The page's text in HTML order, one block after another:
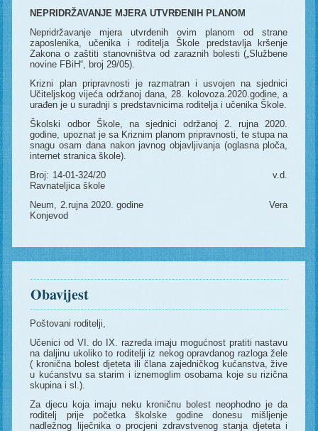
NEPRIDRŽAVANJE MJERA UTVRĐENIH PLANOM
Nepridržavanje mjera utvrđenih ovim planom od strane
zaposlenika, učenika i roditelja Škole predstavlja kršenje
Zakona o zaštiti stanovništva od zaraznih bolesti („Službene
novine FBiH“, broj 29/05).
Krizni plan pripravnosti je razmatran i usvojen na sjednici
Učiteljskog vijeća održanoj dana, 28. kolovoza.2020.godine, a
urađen je u suradnji s predstavnicima roditelja i učenika Škole.
Školski odbor Škole, na sjednici održanoj 2. rujna 2020.
godine, upoznat je sa Kriznim planom pripravnosti, te stupa na
snagu osam dana nakon javnog objavljivanja (oglasna ploča,
internet stranica škole).
Broj: 14-01-324/20 v.d.
Ravnateljica škole
Neum, 2.rujna 2020. godine Vera
Konjevod
Obavijest
Poštovani roditelji,
Učenici od VI. do IX. razreda imaju mogućnost pratiti nastavu
na daljinu ukoliko to roditelji iz nekog opravdanog razloga žele
( kronična bolest djeteta ili člana zajedničkog kućanstva, žive
u kućanstvu sa starim i iznemoglim osobama koje su rizična
skupina i sl.).
Za djecu koja imaju neku kroničnu bolest neophodno je da
roditelj prije početka školske godine donesu mišljenje
nadležnog liječnika o procjeni zdravstvenog stanja djeteta i